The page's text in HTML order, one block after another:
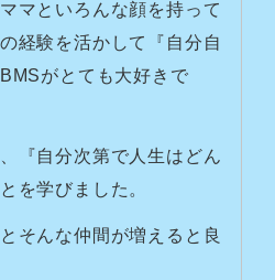
マといろんな顔を持って
経験を活かして『自分自
がとても大好きで
『自分次第で人生はどん
を学びました。
そんな仲間が増えると良